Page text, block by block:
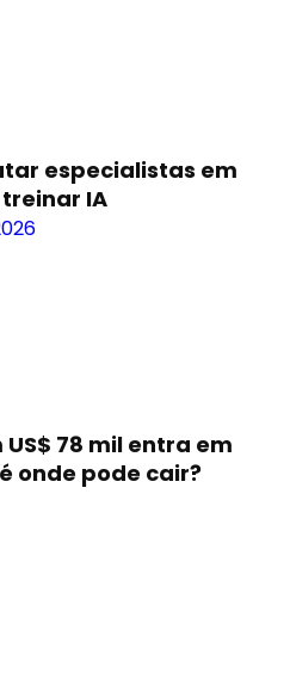
especialistas em
IA
US$ 78 mil entra em
onde pode cair?